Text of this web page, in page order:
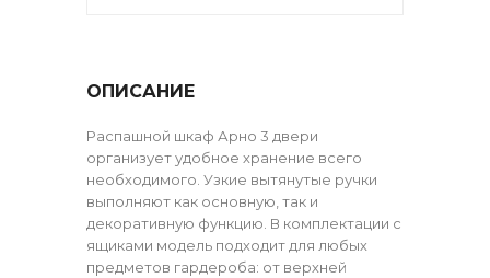
ОПИСАНИЕ
Распашной шкаф Арно 3 двери
организует удобное хранение всего
необходимого. Узкие вытянутые ручки
выполняют как основную, так и
декоративную функцию. В комплектации с
ящиками модель подходит для любых
предметов гардероба: от верхней